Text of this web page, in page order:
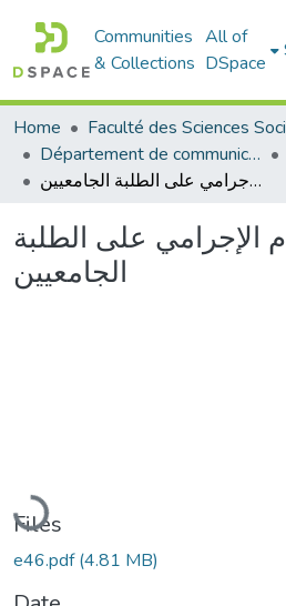
Communities
& Collections
All of
DSpace
Home
Département de communication
تاثیر الإعلام الإجرامي على الطلبة الجامعیین
الإجرامي على الطلبة
الجامعیین
Files
e46.pdf(4.81 MB)